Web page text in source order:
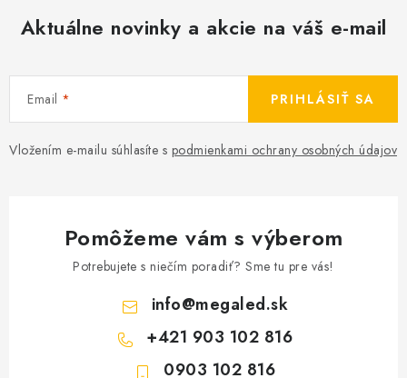
Aktuálne novinky a akcie na váš e-mail
Email
Vložením e-mailu súhlasíte s podmienkami ochrany osobných údajov
PRIHLÁSIŤ SA
Pomôžeme vám s výberom
Potrebujete s niečím poradiť? Sme tu pre vás!
info@megaled.sk
+421 903 102 816
0903 102 816